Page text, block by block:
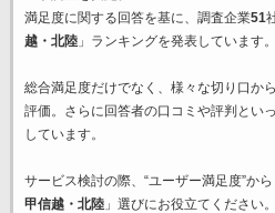
満足度に関する回答を基に、調査企業51
越・北陸」ランキングを発表しています。
総合満足度だけでなく、様々な切り口か
評価。さらに回答者の口コミや評判とい
しています。
サービス検討の際、“ユーザー満足度”か
甲信越・北陸」選びにお役立てください。